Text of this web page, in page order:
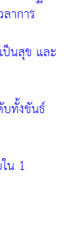
าการ
ป็นสุข และ
บทั้งขันธ์
น 1